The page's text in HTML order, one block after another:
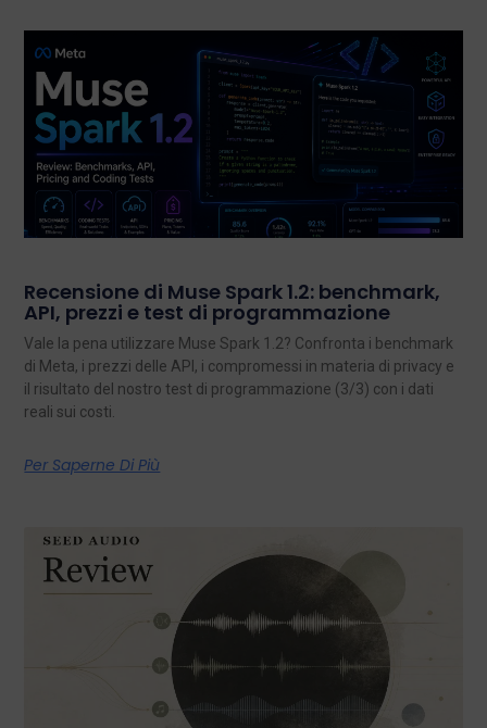
Recensione di Muse Spark 1.2: benchmark,
API, prezzi e test di programmazione
Vale la pena utilizzare Muse Spark 1.2? Confronta i benchmark
di Meta, i prezzi delle API, i compromessi in materia di privacy e
il risultato del nostro test di programmazione (3/3) con i dati
reali sui costi.
Per Saperne Di Più